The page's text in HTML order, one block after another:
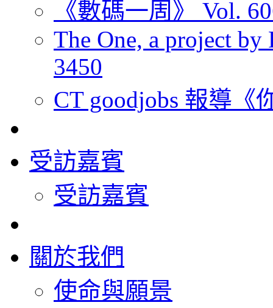
《數碼一周》 Vol.
The One, a project
3450
CT goodjobs 報導《
受訪嘉賓
受訪嘉賓
關於我們
使命與願景